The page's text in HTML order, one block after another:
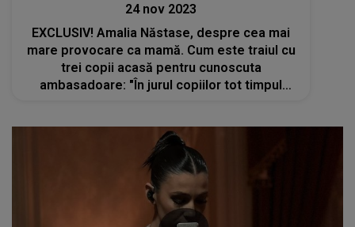
24 nov 2023
EXCLUSIV! Amalia Năstase, despre cea mai
mare provocare ca mamă. Cum este traiul cu
trei copii acasă pentru cunoscuta
ambasadoare: "În jurul copiilor tot timpul